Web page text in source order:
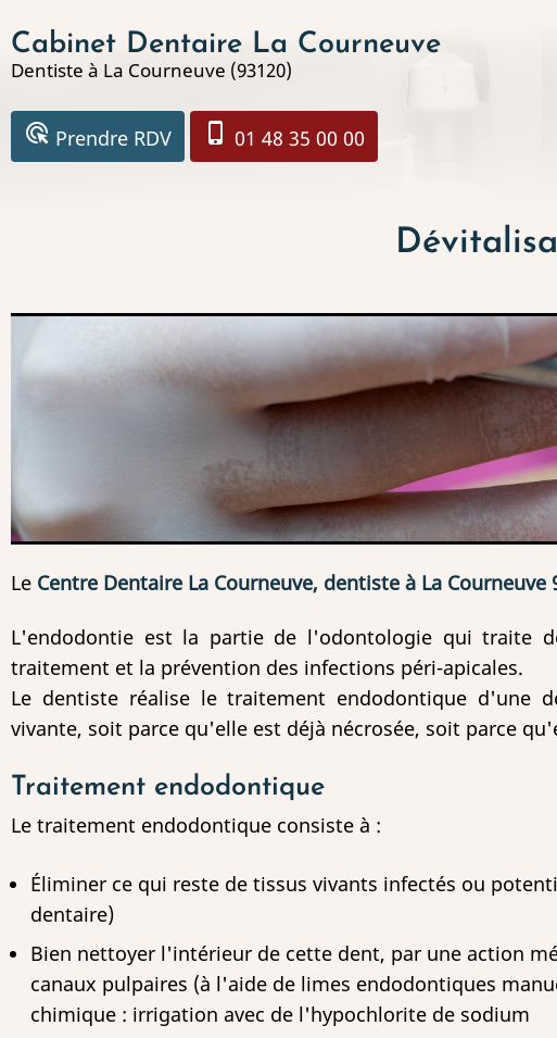
au
contenu
principal
Cabinet Dentaire La Courneuve
Dentiste à La Courneuve (93120)
ads_click Prendre RDV phone_iphone 01 48 35 00 00
Le Centre Dentaire La Courneuve, dentiste à La Courneuve
L'endodontie est la partie de l'odontologie qui traite
traitement et la prévention des infections péri-apicales.
Le dentiste réalise le traitement endodontique d'une
vivante, soit parce qu'elle est déjà nécrosée, soit parce
Traitement endodontique
Le traitement endodontique consiste à :
Éliminer ce qui reste de tissus vivants infectés ou
dentaire)
Bien nettoyer l'intérieur de cette dent, par une action
canaux pulpaires (à l'aide de limes endodontiques
chimique : irrigation avec de l'hypochlorite de sodium